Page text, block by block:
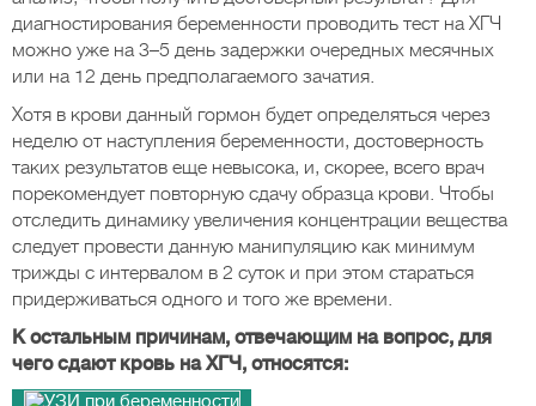
диагностирования беременности проводить тест на ХГЧ
можно уже на 3–5 день задержки очередных месячных
или на 12 день предполагаемого зачатия.
Хотя в крови данный гормон будет определяться через
неделю от наступления беременности, достоверность
таких результатов еще невысока, и, скорее, всего врач
порекомендует повторную сдачу образца крови. Чтобы
отследить динамику увеличения концентрации вещества
следует провести данную манипуляцию как минимум
трижды с интервалом в 2 суток и при этом стараться
придерживаться одного и того же времени.
К остальным причинам, отвечающим на вопрос, для
чего сдают кровь на ХГЧ, относятся: